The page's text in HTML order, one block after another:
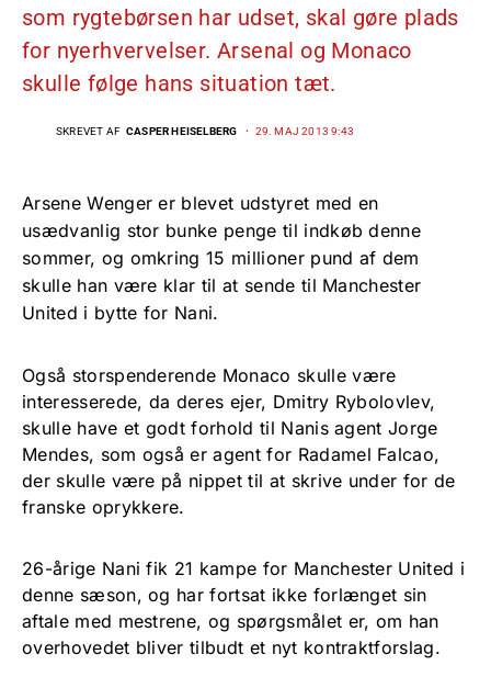
som rygtebørsen har udset, skal gøre plads
for nyerhvervelser. Arsenal og Monaco
skulle følge hans situation tæt.
SKREVET AF CASPER HEISELBERG 29. MAJ 2013 9:43
Arsene Wenger er blevet udstyret med en
usædvanlig stor bunke penge til indkøb denne
sommer, og omkring 15 millioner pund af dem
skulle han være klar til at sende til Manchester
United i bytte for Nani.
Også storspenderende Monaco skulle være
interesserede, da deres ejer, Dmitry Rybolovlev,
skulle have et godt forhold til Nanis agent Jorge
Mendes, som også er agent for Radamel Falcao,
der skulle være på nippet til at skrive under for de
franske oprykkere.
26-årige Nani fik 21 kampe for Manchester United i
denne sæson, og har fortsat ikke forlænget sin
aftale med mestrene, og spørgsmålet er, om han
overhovedet bliver tilbudt et nyt kontraktforslag.